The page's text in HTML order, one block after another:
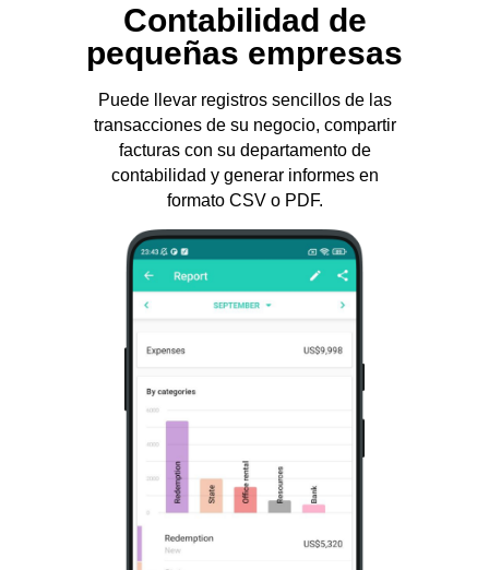
Puede llevar registros sencillos de las
transacciones de su negocio, compartir
facturas con su departamento de
contabilidad y generar informes en
formato CSV o PDF.
Contabilidad de
pequeñas empresas